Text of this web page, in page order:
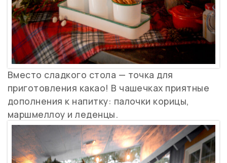
Вместо сладкого стола — точка для
приготовления какао! В чашечках приятные
дополнения к напитку: палочки корицы,
маршмеллоу и леденцы.